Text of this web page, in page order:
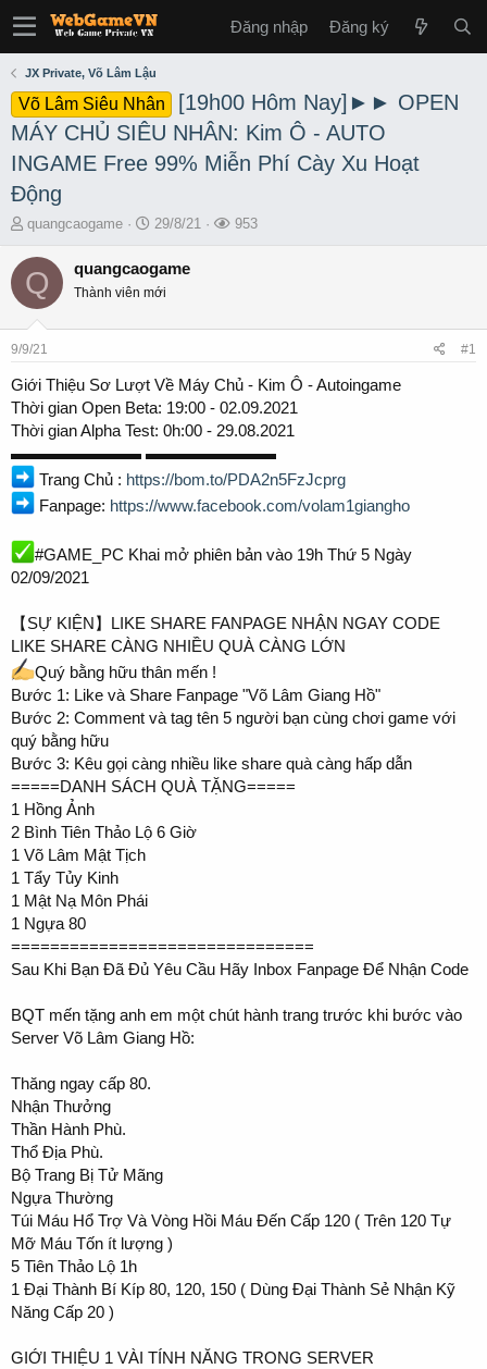
Đăng nhập Đăng ký
JX Private, Võ Lâm Lậu
Võ Lâm Siêu Nhân
[19h00 Hôm Nay]►► OPEN
MÁY CHỦ SIÊU NHÂN: Kim Ô - AUTO
INGAME Free 99% Miễn Phí Cày Xu Hoạt
Động
T
r
e
s
a
t
e
r
quangcaogame
S
a
r
t
e
29/8/21
L
953
Q quangcaogame
Thành viên mới
9/9/21 #1
Giới Thiệu Sơ Lượt Về Máy Chủ - Kim Ô - Autoingame
Thời gian Open Beta: 19:00 - 02.09.2021
Thời gian Alpha Test: 0h:00 - 29.08.2021
▬▬▬▬▬▬▬▬ ▬▬▬▬▬▬▬▬
Trang Chủ : https://bom.to/PDA2n5FzJcprg
Fanpage: https://www.facebook.com/volam1giangho
#GAME_PC Khai mở phiên bản vào 19h Thứ 5 Ngày
02/09/2021
【SỰ KIỆN】LIKE SHARE FANPAGE NHẬN NGAY CODE
LIKE SHARE CÀNG NHIỀU QUÀ CÀNG LỚN
Quý bằng hữu thân mến !
Bước 1: Like và Share Fanpage "Võ Lâm Giang Hồ"
Bước 2: Comment và tag tên 5 người bạn cùng chơi game với
quý bằng hữu
Bước 3: Kêu gọi càng nhiều like share quà càng hấp dẫn
=====DANH SÁCH QUÀ TẶNG=====
1 Hồng Ảnh
2 Bình Tiên Thảo Lộ 6 Giờ
1 Võ Lâm Mật Tịch
1 Tẩy Tủy Kinh
1 Mật Nạ Môn Phái
1 Ngựa 80
===============================
Sau Khi Bạn Đã Đủ Yêu Cầu Hãy Inbox Fanpage Để Nhận Code
BQT mến tặng anh em một chút hành trang trước khi bước vào
Server Võ Lâm Giang Hồ:
Thăng ngay cấp 80.
Nhận Thưởng
Thần Hành Phù.
Thổ Địa Phù.
Bộ Trang Bị Tử Mãng
Ngựa Thường
Túi Máu Hổ Trợ Và Vòng Hồi Máu Đến Cấp 120 ( Trên 120 Tự
Mỡ Máu Tốn ít lượng )
5 Tiên Thảo Lộ 1h
1 Đại Thành Bí Kíp 80, 120, 150 ( Dùng Đại Thành Sẻ Nhận Kỹ
Năng Cấp 20 )
GIỚI THIỆU 1 VÀI TÍNH NĂNG TRONG SERVER